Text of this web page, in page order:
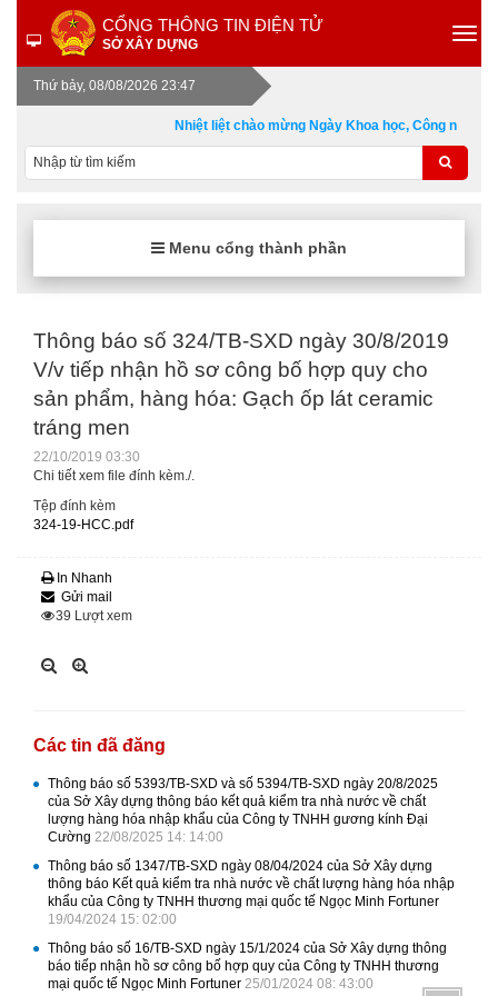
CỔNG THÔNG TIN ĐIỆN TỬ
SỞ XÂY DỰNG
Thứ bảy, 08/08/2026 23:47
Nhiệt liệt chào mừng Ngày Khoa học, Công nghệ
Menu cổng thành phần
Thông báo số 324/TB-SXD ngày 30/8/2019
V/v tiếp nhận hồ sơ công bố hợp quy cho
sản phẩm, hàng hóa: Gạch ốp lát ceramic
tráng men
22/10/2019 03:30
Chi tiết xem file đính kèm./.
Tệp đính kèm
324-19-HCC.pdf
In Nhanh
Gửi mail
39 Lượt xem
Các tin đã đăng
Thông báo số 5393/TB-SXD và số 5394/TB-SXD ngày 20/8/2025
của Sở Xây dựng thông báo kết quả kiểm tra nhà nước về chất
lượng hàng hóa nhập khẩu của Công ty TNHH gương kính Đại
Cường 22/08/2025 14: 14:00
Thông báo số 1347/TB-SXD ngày 08/04/2024 của Sở Xây dựng
thông báo Kết quả kiểm tra nhà nước về chất lượng hàng hóa nhập
khẩu của Công ty TNHH thương mại quốc tế Ngọc Minh Fortuner
19/04/2024 15: 02:00
Thông báo số 16/TB-SXD ngày 15/1/2024 của Sở Xây dựng thông
báo tiếp nhận hồ sơ công bố hợp quy của Công ty TNHH thương
mại quốc tế Ngọc Minh Fortuner 25/01/2024 08: 43:00